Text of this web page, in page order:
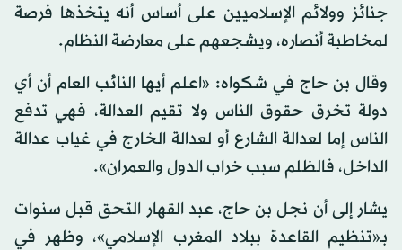
جنائز وولائم الإسلاميين على أساس أنه يتخذها فرصة
لمخاطبة أنصاره، ويشجعهم على معارضة النظام.
وقال بن حاج في شكواه: «اعلم أيها النائب العام أن أي
دولة تخرق حقوق الناس ولا تقيم العدالة، فهي تدفع
الناس إما لعدالة الشارع أو لعدالة الخارج في غياب عدالة
الداخل، فالظلم سبب خراب الدول والعمران».
يشار إلى أن نجل بن حاج، عبد القهار التحق قبل سنوات
بـ«تنظيم القاعدة ببلاد المغرب الإسلامي»، وظهر في